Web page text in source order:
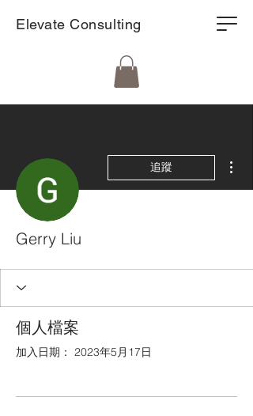
Elevate Consulting
追蹤
Gerry Liu
個人檔案
加入日期： 2023年5月17日